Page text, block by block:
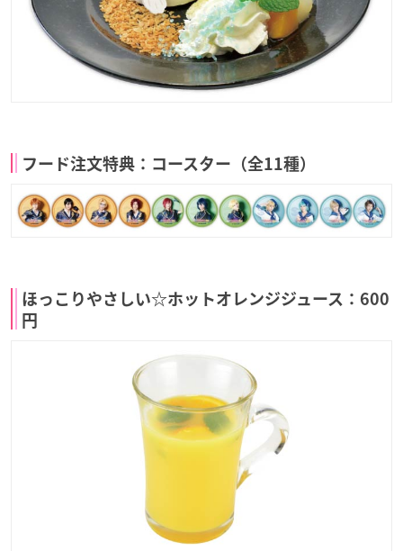
フード注文特典：コースター（全11種）
ほっこりやさしい☆ホットオレンジジュース：600
円